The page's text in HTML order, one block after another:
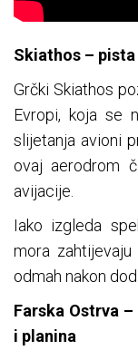
Skiathos –
Grčki Skiathos
Evropi, koja se
slijetanja avioni
ovaj aerodrom
avijacije.
Iako izgleda
mora
odmah nakon
Farska Ostrva
i planina